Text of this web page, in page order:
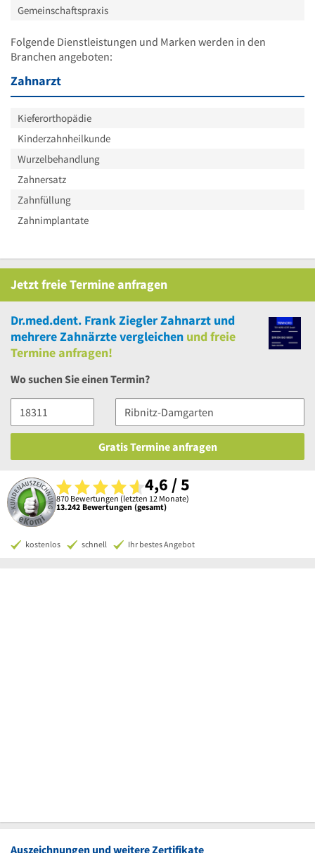
Gemeinschaftspraxis
Folgende Dienstleistungen und Marken werden in den
Branchen angeboten:
Zahnarzt
Kieferorthopädie
Kinderzahnheilkunde
Wurzelbehandlung
Zahnersatz
Zahnfüllung
Zahnimplantate
JetztfreieTermine anfragen
Dr.med.dent. Frank Ziegler Zahnarzt und
mehrereZahnärzte vergleichen undfreie
Termine anfragen!
Wo suchen Sie einen Termin?
Gratis Termine anfragen
4,6 / 5
870 Bewertungen (letzten 12 Monate)
13.242 Bewertungen (gesamt)
kostenlos schnell Ihr bestes Angebot
Auszeichnungen und weitere Zertifikate